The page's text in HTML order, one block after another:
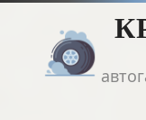
Перейти
контенту